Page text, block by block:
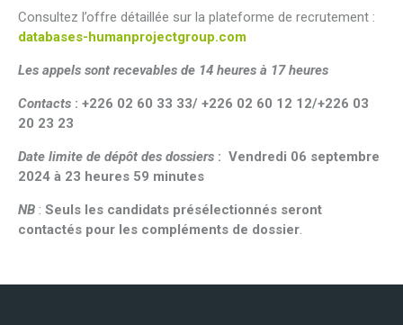
Consultez l’offre détaillée sur la plateforme de recrutement :
databases-humanprojectgroup.com
Les appels sont recevables de 14 heures à 17 heures
Contacts : +226 02 60 33 33/ +226 02 60 12 12/+226 03
20 23 23
Date limite de dépôt des dossiers : Vendredi 06 septembre
2024 à 23 heures 59 minutes
NB : Seuls les candidats présélectionnés seront
contactés pour les compléments de dossier.